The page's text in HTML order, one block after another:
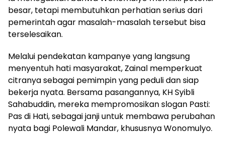
besar, tetapi membutuhkan perhatian serius dari
pemerintah agar masalah-masalah tersebut bisa
terselesaikan.
Melalui pendekatan kampanye yang langsung
menyentuh hati masyarakat, Zainal memperkuat
citranya sebagai pemimpin yang peduli dan siap
bekerja nyata. Bersama pasangannya, KH Syibli
Sahabuddin, mereka mempromosikan slogan Pasti:
Pas di Hati, sebagai janji untuk membawa perubahan
nyata bagi Polewali Mandar, khususnya Wonomulyo.